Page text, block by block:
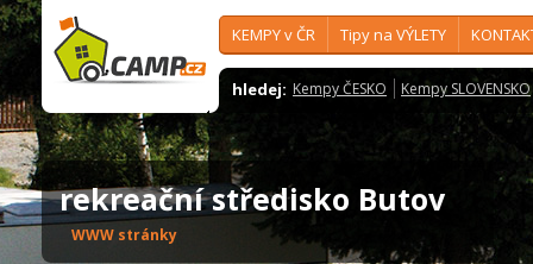
KEMPY v ČR Tipy na VÝLETY
hledej: Kempy ČESKO Kempy SLOVENSKO
rekreační středisko Butov
WWW stránky